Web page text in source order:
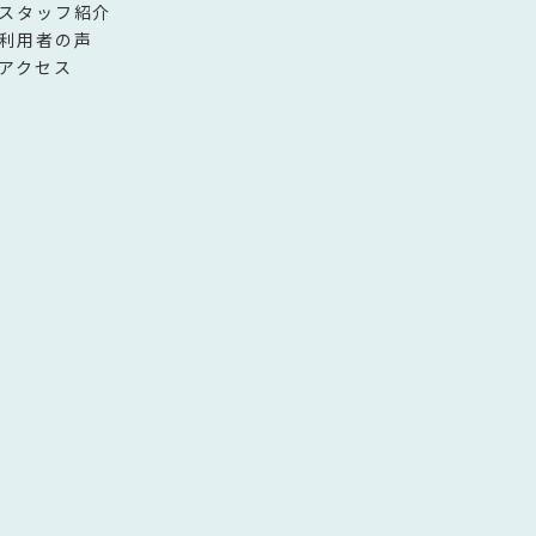
タッフ紹介
用者の声
クセス